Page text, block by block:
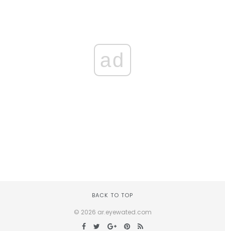
ad
BACK TO TOP
© 2026 ar.eyewated.com